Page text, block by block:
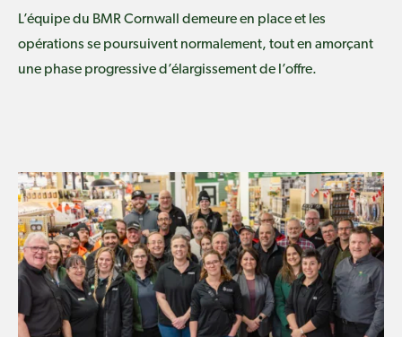
L’équipe du BMR Cornwall demeure en place et les
opérations se poursuivent normalement, tout en amorçant
une phase progressive d’élargissement de l’offre.